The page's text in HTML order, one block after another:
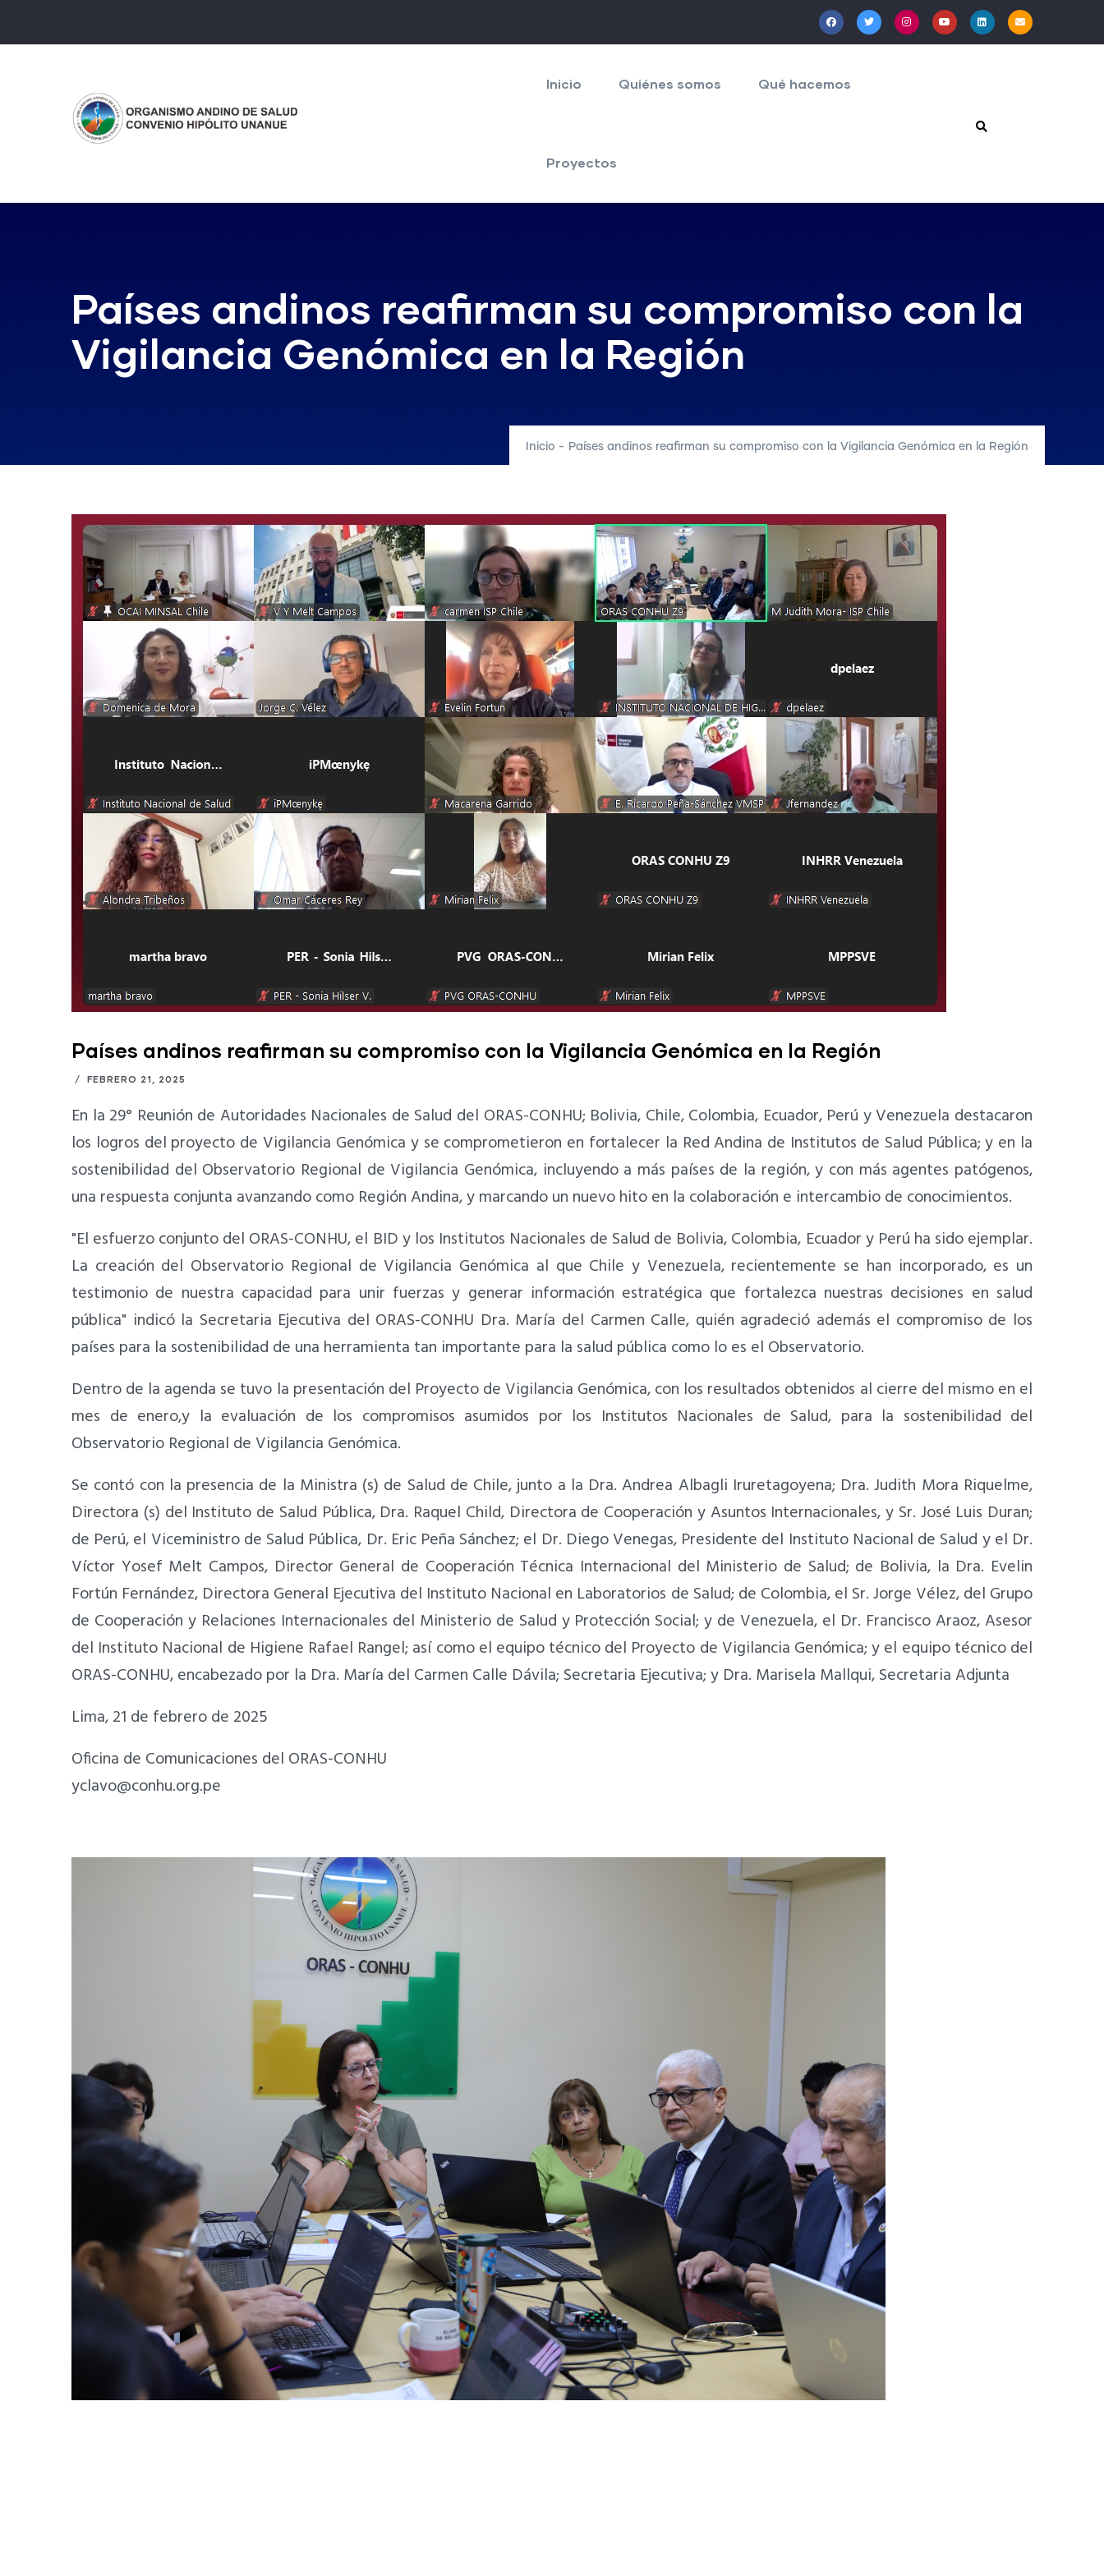
al
principal
Inicio Quiénes somos Qué hacemos
Proyectos
Países andinos reafirman su compromiso con la
Vigilancia Genómica en la Región
Inicio - Países andinos reafirman su compromiso con la Vigilancia Genómica en la Región
Países andinos reafirman su compromiso con la Vigilancia Genómica en la Región
/ FEBRERO 21, 2025
En la 29° Reunión de Autoridades Nacionales de Salud del ORAS-CONHU; Bolivia, Chile, Colombia, Ecuador, Perú y Venezuela destacaron
los logros del proyecto de Vigilancia Genómica y se comprometieron en fortalecer la Red Andina de Institutos de Salud Pública; y en la
sostenibilidad del Observatorio Regional de Vigilancia Genómica, incluyendo a más países de la región, y con más agentes patógenos,
una respuesta conjunta avanzando como Región Andina, y marcando un nuevo hito en la colaboración e intercambio de conocimientos.
"El esfuerzo conjunto del ORAS-CONHU, el BID y los Institutos Nacionales de Salud de Bolivia, Colombia, Ecuador y Perú ha sido ejemplar.
La creación del Observatorio Regional de Vigilancia Genómica al que Chile y Venezuela, recientemente se han incorporado, es un
testimonio de nuestra capacidad para unir fuerzas y generar información estratégica que fortalezca nuestras decisiones en salud
pública" indicó la Secretaria Ejecutiva del ORAS-CONHU Dra. María del Carmen Calle, quién agradeció además el compromiso de los
países para la sostenibilidad de una herramienta tan importante para la salud pública como lo es el Observatorio.
Dentro de la agenda se tuvo la presentación del Proyecto de Vigilancia Genómica, con los resultados obtenidos al cierre del mismo en el
mes de enero,y la evaluación de los compromisos asumidos por los Institutos Nacionales de Salud, para la sostenibilidad del
Observatorio Regional de Vigilancia Genómica.
Se contó con la presencia de la Ministra (s) de Salud de Chile, junto a la Dra. Andrea Albagli Iruretagoyena; Dra. Judith Mora Riquelme,
Directora (s) del Instituto de Salud Pública, Dra. Raquel Child, Directora de Cooperación y Asuntos Internacionales, y Sr. José Luis Duran;
de Perú, el Viceministro de Salud Pública, Dr. Eric Peña Sánchez; el Dr. Diego Venegas, Presidente del Instituto Nacional de Salud y el Dr.
Víctor Yosef Melt Campos, Director General de Cooperación Técnica Internacional del Ministerio de Salud; de Bolivia, la Dra. Evelin
Fortún Fernández, Directora General Ejecutiva del Instituto Nacional en Laboratorios de Salud; de Colombia, el Sr. Jorge Vélez, del Grupo
de Cooperación y Relaciones Internacionales del Ministerio de Salud y Protección Social; y de Venezuela, el Dr. Francisco Araoz, Asesor
del Instituto Nacional de Higiene Rafael Rangel; así como el equipo técnico del Proyecto de Vigilancia Genómica; y el equipo técnico del
ORAS-CONHU, encabezado por la Dra. María del Carmen Calle Dávila; Secretaria Ejecutiva; y Dra. Marisela Mallqui, Secretaria Adjunta
Lima, 21 de febrero de 2025
Oficina de Comunicaciones del ORAS-CONHU
yclavo@conhu.org.pe